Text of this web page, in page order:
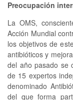
Preocupación
La OMS,
Acción Mundial
los objetivos de
antibióticos y
del año pasado se
de 15 expertos
denominado
del que forma